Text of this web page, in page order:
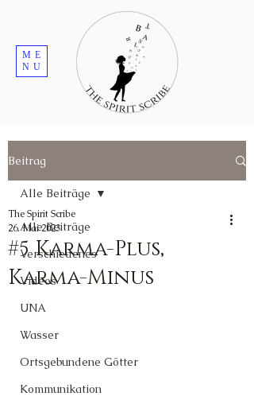
ME
NU
Beitrag
Alle Beiträge
Verschiedenes
Videos
UNA
Wasser
Ortsgebundene Götter
Kommunikation
Alle Beiträge
#5 Karma-Plus,
Karma-Minus
The Spirit Scribe
26. Mai 2023